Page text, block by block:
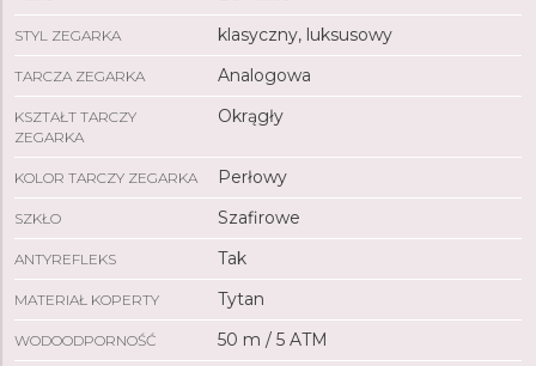
STYL ZEGARKA klasyczny, luksusowy
TARCZA ZEGARKA Analogowa
KSZTAŁT TARCZY
ZEGARKA
Okrągły
KOLOR TARCZY ZEGARKA Perłowy
SZKŁO Szafirowe
ANTYREFLEKS Tak
MATERIAŁ KOPERTY Tytan
WODOODPORNOŚĆ 50 m / 5 ATM